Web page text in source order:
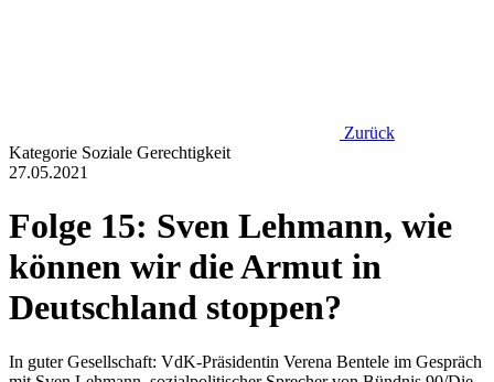
Zurück
Kategorie Soziale Gerechtigkeit
27.05.2021
Folge 15: Sven Lehmann, wie
können wir die Armut in
Deutschland stoppen?
In guter Gesellschaft: VdK-Präsidentin Verena Bentele im Gespräch